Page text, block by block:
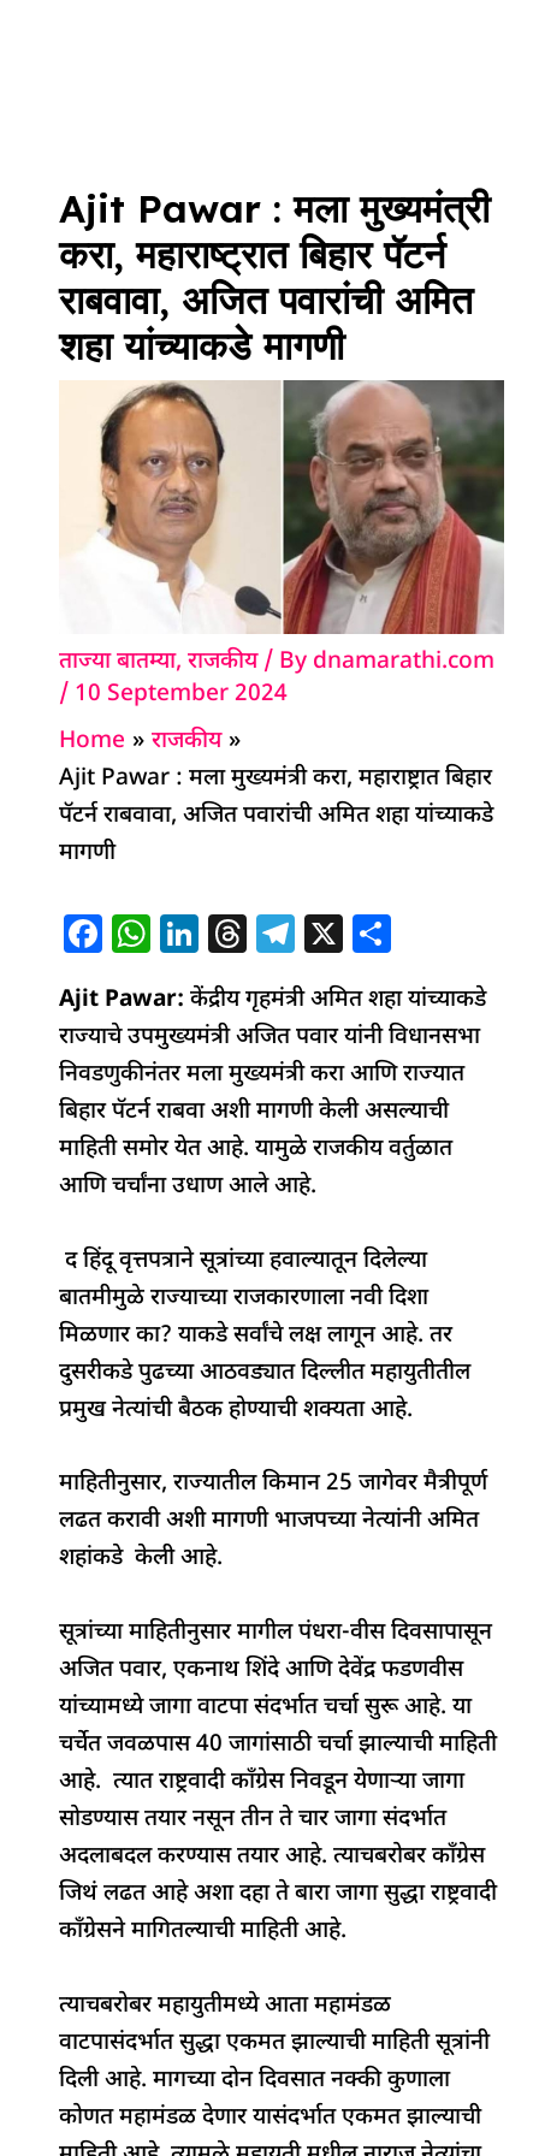
Ajit Pawar : मला मुख्यमंत्री
करा, महाराष्ट्रात बिहार पॅटर्न
राबवावा, अजित पवारांची अमित
शहा यांच्याकडे मागणी
ताज्या बातम्या,राजकीय/ By dnamarathi.com
/ 10 September 2024
Home
राजकीय
Ajit Pawar : मला मुख्यमंत्री करा, महाराष्ट्रात बिहार
पॅटर्न राबवावा, अजित पवारांची अमित शहा यांच्याकडे
मागणी
F
c
e
b
o
o
k
W
at
s
A
p
p
Li
n
k
e
dI
n
T
re
a
d
s
T
el
e
g
ra
m
X
ar
e
Ajit Pawar:केंद्रीय गृहमंत्री अमित शहा यांच्याकडे
राज्याचे उपमुख्यमंत्री अजित पवार यांनी विधानसभा
निवडणुकीनंतर मला मुख्यमंत्री करा आणि राज्यात
बिहार पॅटर्न राबवा अशी मागणी केली असल्याची
माहिती समोर येत आहे. यामुळे राजकीय वर्तुळात
आणि चर्चांना उधाण आले आहे.
द हिंदू वृत्तपत्राने सूत्रांच्या हवाल्यातून दिलेल्या
बातमीमुळे राज्याच्या राजकारणाला नवी दिशा
मिळणार का? याकडे सर्वांचे लक्ष लागून आहे. तर
दुसरीकडे पुढच्या आठवड्यात दिल्लीत महायुतीतील
प्रमुख नेत्यांची बैठक होण्याची शक्यता आहे.
माहितीनुसार, राज्यातील किमान 25 जागेवर मैत्रीपूर्ण
लढत करावी अशी मागणी भाजपच्या नेत्यांनी अमित
शहांकडे केली आहे.
सूत्रांच्या माहितीनुसार मागील पंधरा-वीस दिवसापासून
अजित पवार, एकनाथ शिंदे आणि देवेंद्र फडणवीस
यांच्यामध्ये जागा वाटपा संदर्भात चर्चा सुरू आहे. या
चर्चेत जवळपास 40 जागांसाठी चर्चा झाल्याची माहिती
आहे. त्यात राष्ट्रवादी काँग्रेस निवडून येणाऱ्या जागा
सोडण्यास तयार नसून तीन ते चार जागा संदर्भात
अदलाबदल करण्यास तयार आहे. त्याचबरोबर काँग्रेस
जिथं लढत आहे अशा दहा ते बारा जागा सुद्धा राष्ट्रवादी
काँग्रेसने मागितल्याची माहिती आहे.
त्याचबरोबर महायुतीमध्ये आता महामंडळ
वाटपासंदर्भात सुद्धा एकमत झाल्याची माहिती सूत्रांनी
दिली आहे. मागच्या दोन दिवसात नक्की कुणाला
कोणत महामंडळ देणार यासंदर्भात एकमत झाल्याची